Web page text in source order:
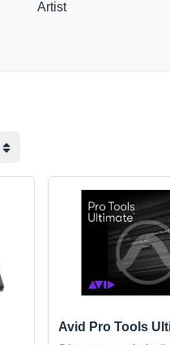
Artist
Avid Pro Tools